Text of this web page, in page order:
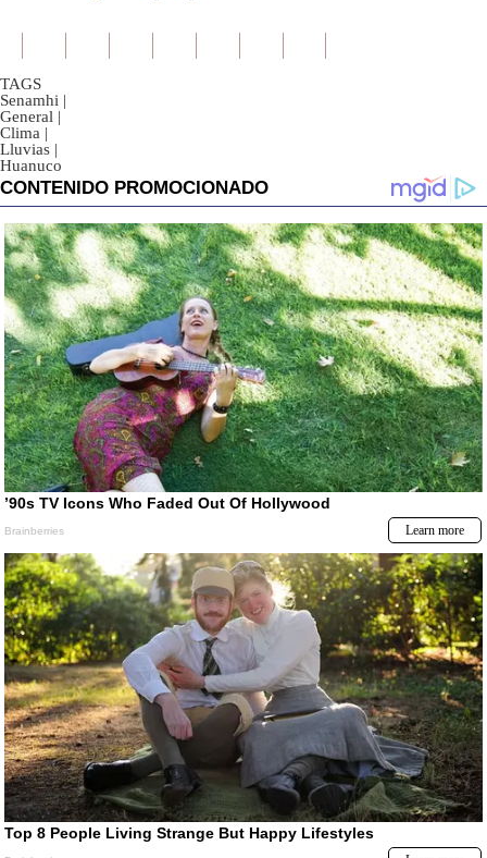
TAGS
Senamhi |
General |
Clima |
Lluvias |
Huanuco